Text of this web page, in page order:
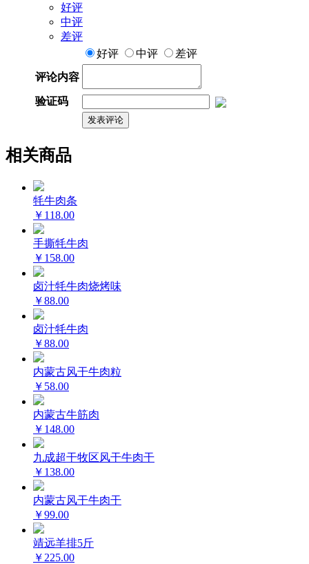
好评
中评
差评
好评
中评
差评
评论内容
验证码
相关商品
牦牛肉条
￥118.00
手撕牦牛肉
￥158.00
卤汁牦牛肉烧烤味
￥88.00
卤汁牦牛肉
￥88.00
内蒙古风干牛肉粒
￥58.00
内蒙古牛筋肉
￥148.00
九成超干牧区风干牛肉干
￥138.00
内蒙古风干牛肉干
￥99.00
靖远羊排5斤
￥225.00